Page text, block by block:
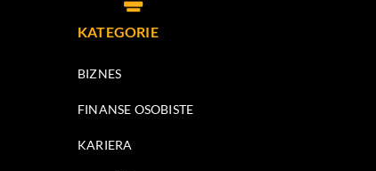
KATEGORIE
BIZNES
FINANSE OSOBISTE
KARIERA